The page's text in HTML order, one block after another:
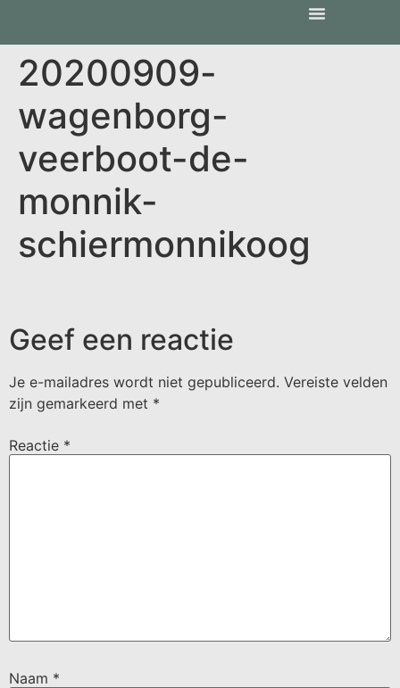
20200909-
wagenborg-
veerboot-de-
monnik-
schiermonnikoog
Geef een reactie
Je e-mailadres wordt niet gepubliceerd. Vereiste velden
zijn gemarkeerd met *
Reactie *
Naam *